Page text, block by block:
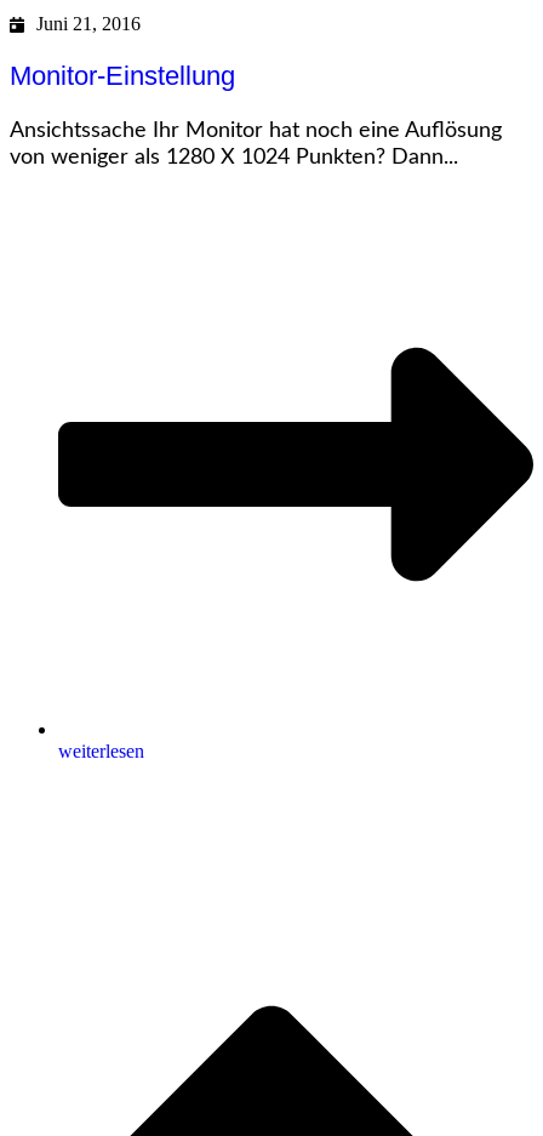
Juni 21, 2016
Monitor-Einstellung
Ansichtssache Ihr Monitor hat noch eine Auflösung
von weniger als 1280 X 1024 Punkten? Dann...
weiterlesen